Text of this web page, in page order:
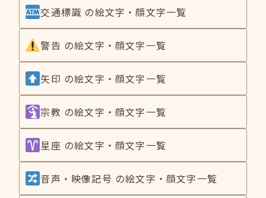
交通標識 の絵文字・顔文字一覧
警告 の絵文字・顔文字一覧
矢印 の絵文字・顔文字一覧
宗教 の絵文字・顔文字一覧
星座 の絵文字・顔文字一覧
音声・映像記号 の絵文字・顔文字一覧